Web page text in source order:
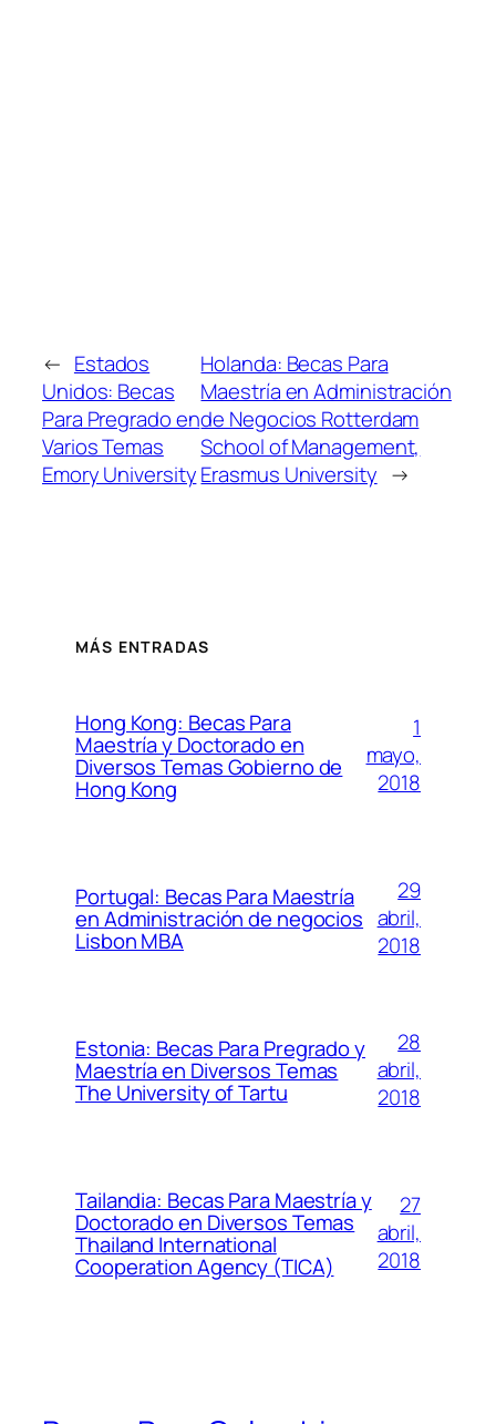
← Estados
Unidos: Becas
Para Pregrado en
Varios Temas
Emory University
Holanda: Becas Para
Maestría en Administración
de Negocios Rotterdam
School of Management,
Erasmus University →
MÁS ENTRADAS
Hong Kong: Becas Para
Maestría y Doctorado en
Diversos Temas Gobierno de
Hong Kong
1
mayo,
2018
Portugal: Becas Para Maestría
en Administración de negocios
Lisbon MBA
29
abril,
2018
Estonia: Becas Para Pregrado y
Maestría en Diversos Temas
The University of Tartu
28
abril,
2018
Tailandia: Becas Para Maestría y
Doctorado en Diversos Temas
Thailand International
Cooperation Agency (TICA)
27
abril,
2018